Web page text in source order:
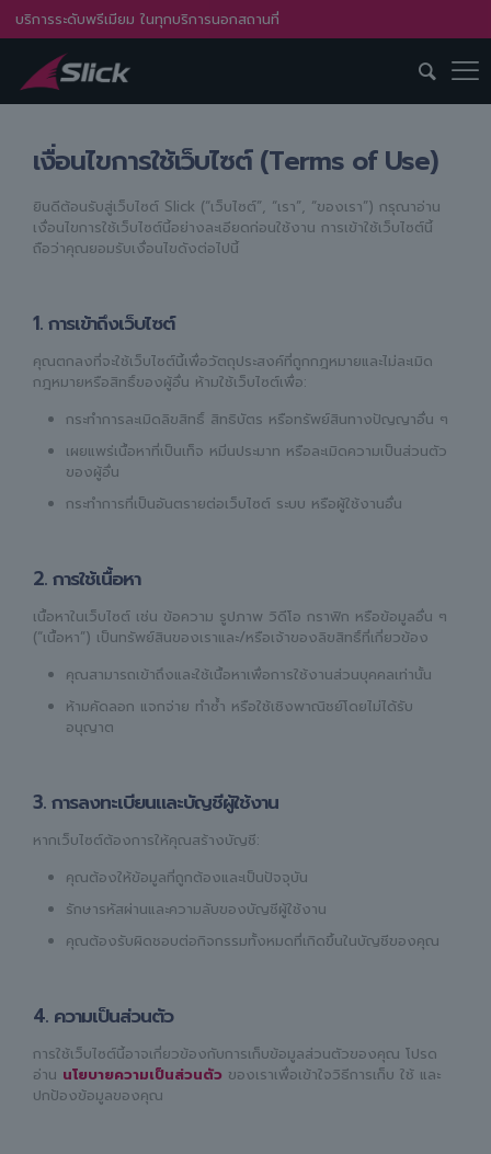
บริการระดับพรีเมียม ในทุกบริการนอกสถานที่
เงื่อนไขการใช้เว็บไซต์ (Terms of Use)
ยินดีต้อนรับสู่เว็บไซต์ Slick (“เว็บไซต์”, “เรา”, “ของเรา”) กรุณาอ่าน
เงื่อนไขการใช้เว็บไซต์นี้อย่างละเอียดก่อนใช้งาน การเข้าใช้เว็บไซต์นี้
ถือว่าคุณยอมรับเงื่อนไขดังต่อไปนี้
1. การเข้าถึงเว็บไซต์
คุณตกลงที่จะใช้เว็บไซต์นี้เพื่อวัตถุประสงค์ที่ถูกกฎหมายและไม่ละเมิด
กฎหมายหรือสิทธิ์ของผู้อื่น ห้ามใช้เว็บไซต์เพื่อ:
กระทำการละเมิดลิขสิทธิ์ สิทธิบัตร หรือทรัพย์สินทางปัญญาอื่น ๆ
เผยแพร่เนื้อหาที่เป็นเท็จ หมิ่นประมาท หรือละเมิดความเป็นส่วนตัว
ของผู้อื่น
กระทำการที่เป็นอันตรายต่อเว็บไซต์ ระบบ หรือผู้ใช้งานอื่น
2. การใช้เนื้อหา
เนื้อหาในเว็บไซต์ เช่น ข้อความ รูปภาพ วิดีโอ กราฟิก หรือข้อมูลอื่น ๆ
(“เนื้อหา”) เป็นทรัพย์สินของเราและ/หรือเจ้าของลิขสิทธิ์ที่เกี่ยวข้อง
คุณสามารถเข้าถึงและใช้เนื้อหาเพื่อการใช้งานส่วนบุคคลเท่านั้น
ห้ามคัดลอก แจกจ่าย ทำซ้ำ หรือใช้เชิงพาณิชย์โดยไม่ได้รับ
อนุญาต
3. การลงทะเบียนและบัญชีผู้ใช้งาน
หากเว็บไซต์ต้องการให้คุณสร้างบัญชี:
คุณต้องให้ข้อมูลที่ถูกต้องและเป็นปัจจุบัน
รักษารหัสผ่านและความลับของบัญชีผู้ใช้งาน
คุณต้องรับผิดชอบต่อกิจกรรมทั้งหมดที่เกิดขึ้นในบัญชีของคุณ
4. ความเป็นส่วนตัว
การใช้เว็บไซต์นี้อาจเกี่ยวข้องกับการเก็บข้อมูลส่วนตัวของคุณ โปรด
อ่าน นโยบายความเป็นส่วนตัว ของเราเพื่อเข้าใจวิธีการเก็บ ใช้ และ
ปกป้องข้อมูลของคุณ